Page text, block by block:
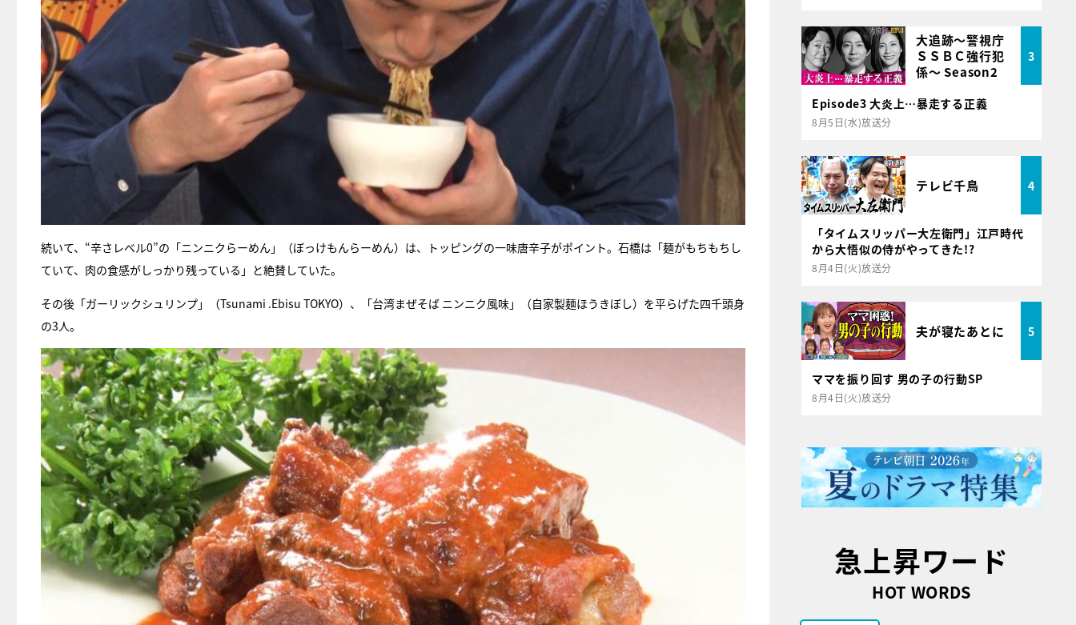
続いて、“辛さレベル0”の「ニンニクらーめん」（ぼっけもんらーめん）は、トッピングの一味唐辛子がポイント。石橋は「麺がもちもちし
ていて、肉の食感がしっかり残っている」と絶賛していた。
その後「ガーリックシュリンプ」（Tsunami .Ebisu TOKYO）、「台湾まぜそば ニンニク風味」（自家製麺ほうきぼし）を平らげた四千頭身
の3人。
大追跡～警視庁
ＳＳＢＣ強行犯
係～ Season2
3
Episode3 大炎上…暴走する正義
8月5日(水)放送分
テレビ千鳥 4
「タイムスリッパー大左衛門」江戸時代
から大悟似の侍がやってきた!?
8月4日(火)放送分
夫が寝たあとに 5
ママを振り回す 男の子の行動SP
8月4日(火)放送分
急上昇ワード
HOT WORDS